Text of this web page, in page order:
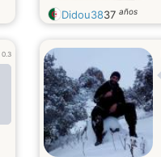
Didou3837 años
0.3